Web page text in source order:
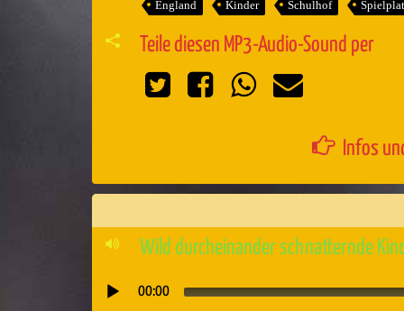
England Kinder Schulhof
Teile diesen MP3-Audio-Sound per
Infos
Wild durcheinander schnatternde
Audio-
00:00